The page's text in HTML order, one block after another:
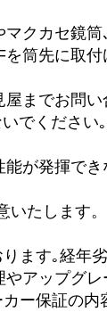
クカセ鏡
筒先に取
までお問
でください
が発揮で
いたします
ます｡経年
アップグ
ー保証の内